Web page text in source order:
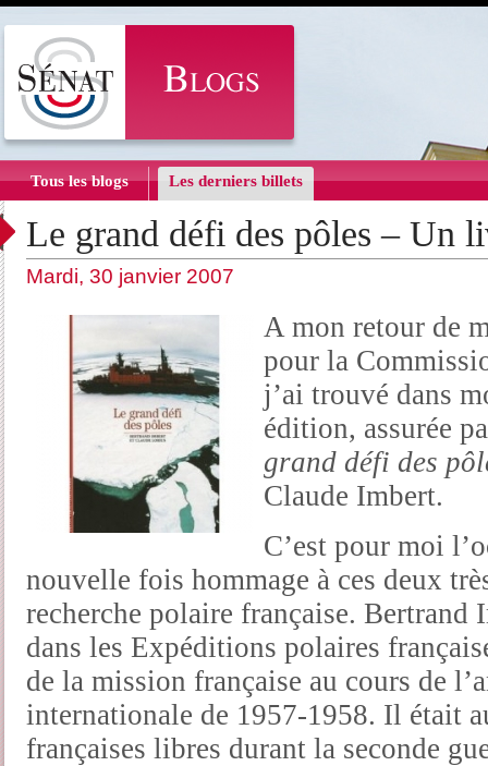
Tous les blogs Les derniers billets
Le grand défi des pôles – Un
Mardi, 30 janvier 2007
A mon retour de
pour la
j’ai trouvé dans
édition, assurée
grand défi des
Claude Imbert.
C’est pour moi
nouvelle fois hommage à ces deux
recherche polaire française. Bertrand
dans les Expéditions polaires
de la mission française au cours de
internationale de 1957-1958. Il était
françaises libres durant la seconde